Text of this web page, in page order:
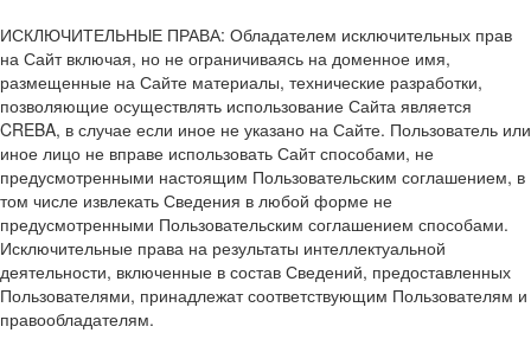
ИСКЛЮЧИТЕЛЬНЫЕ ПРАВА: Обладателем исключительных прав
на Сайт включая, но не ограничиваясь на доменное имя,
размещенные на Сайте материалы, технические разработки,
позволяющие осуществлять использование Сайта является
CREBA, в случае если иное не указано на Сайте. Пользователь или
иное лицо не вправе использовать Сайт способами, не
предусмотренными настоящим Пользовательским соглашением, в
том числе извлекать Сведения в любой форме не
предусмотренными Пользовательским соглашением способами.
Исключительные права на результаты интеллектуальной
деятельности, включенные в состав Сведений, предоставленных
Пользователями, принадлежат соответствующим Пользователям и
правообладателям.